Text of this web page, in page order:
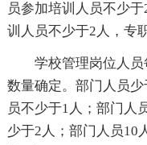
员参加培训人员不少
训人员不少于2人，专
学校管理岗位人
数量确定。部门人员
员不少于1人；部门人
少于2人；部门人员10